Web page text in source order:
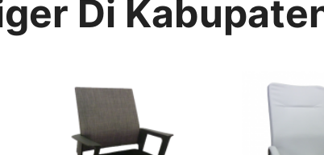
Di